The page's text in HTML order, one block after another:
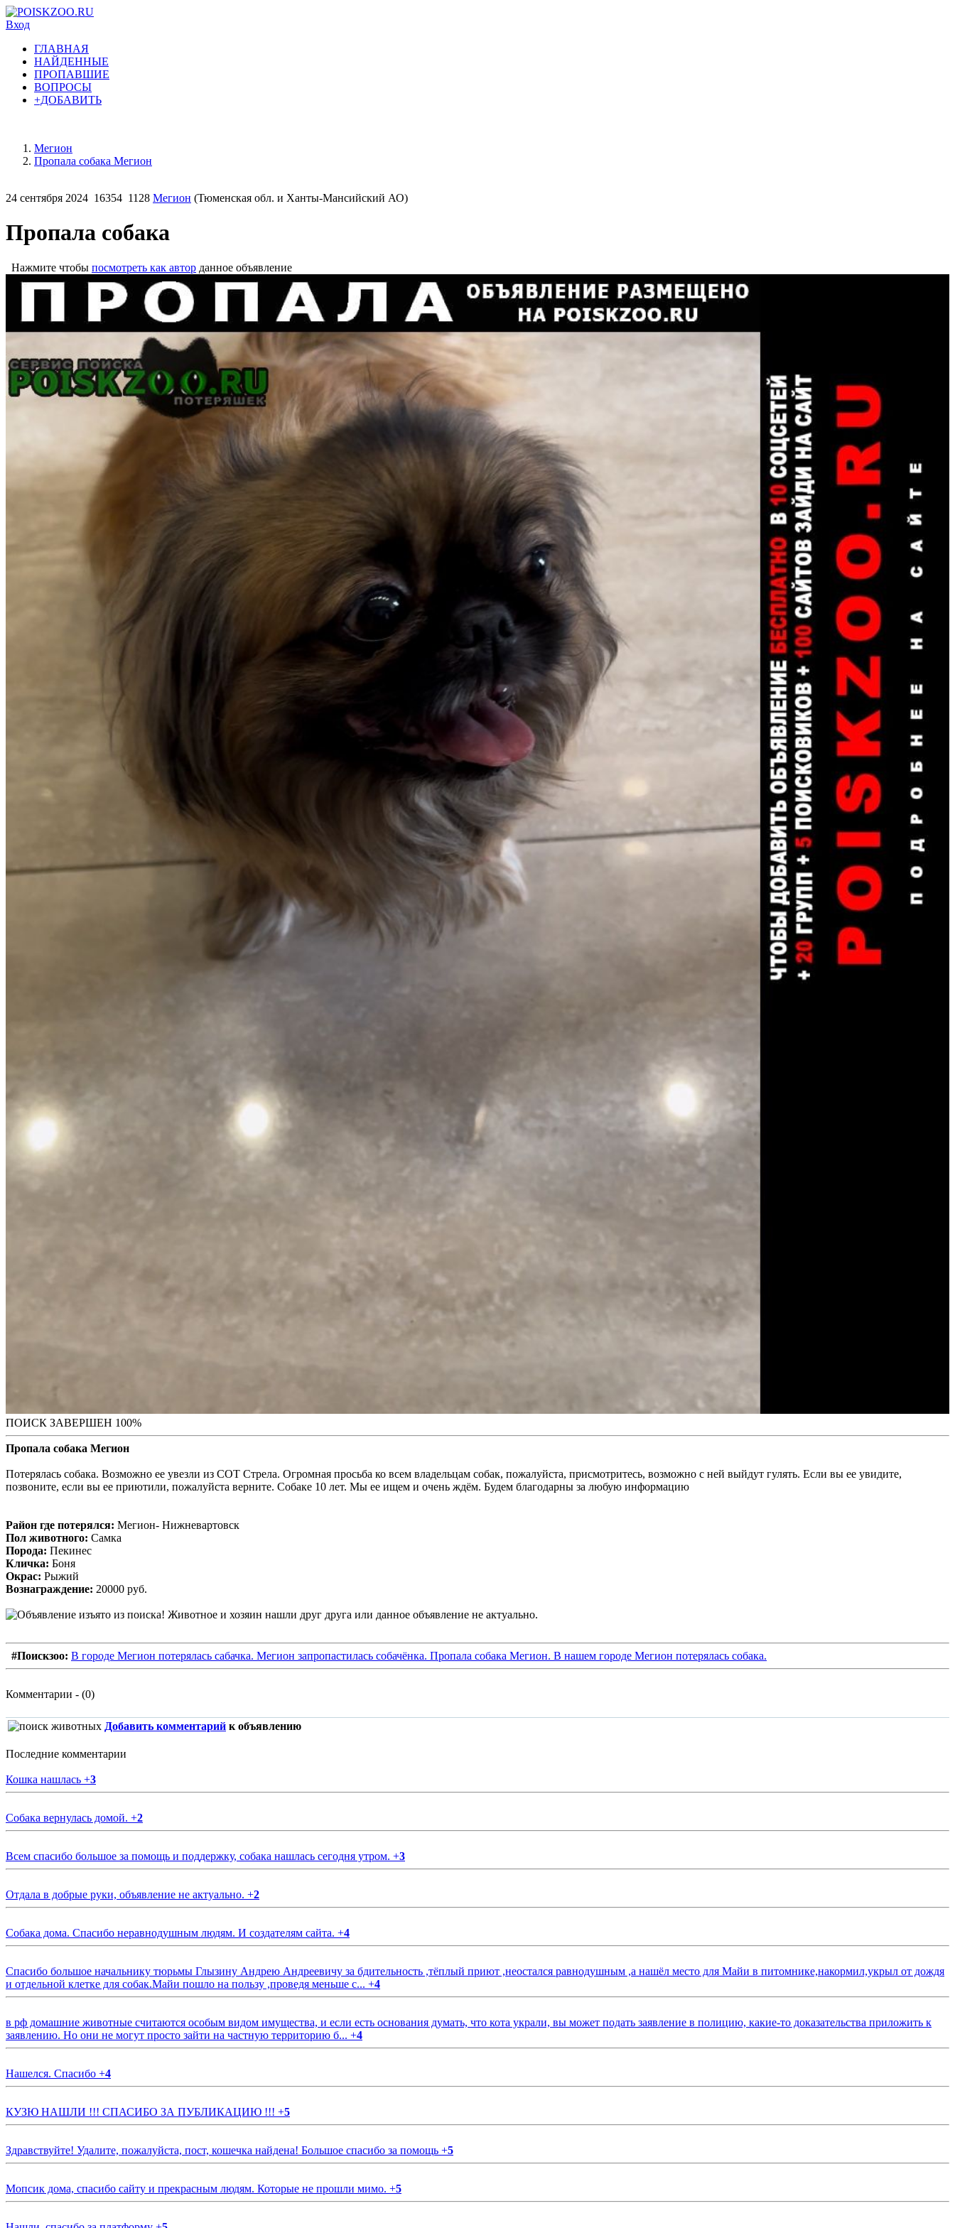
Вход
ГЛАВНАЯ
НАЙДЕННЫЕ
ПРОПАВШИЕ
ВОПРОСЫ
+ДОБАВИТЬ
Мегион
Пропала собака Мегион
24 сентября 2024 16354 1128 Мегион (Тюменская обл. и Ханты-Мансийский АО)
Пропала собака
Нажмите чтобы посмотреть как автор данное объявление
ПОИСК ЗАВЕРШЕН 100%
Пропала собака Мегион
Потерялась собака. Возможно ее увезли из СОТ Стрела. Огромная просьба ко всем владельцам собак, пожалуйста, присмотритесь, возможно с ней выйдут гулять. Если вы ее увидите,
позвоните, если вы ее приютили, пожалуйста верните. Собаке 10 лет. Мы ее ищем и очень ждём. Будем благодарны за любую информацию
Район где потерялся: Мегион- Нижневартовск
Пол животного: Самка
Порода: Пекинес
Кличка: Боня
Окрас: Рыжий
Вознаграждение: 20000 руб.
#Поискзоо: В городе Мегион потерялась сабачка. Мегион запропастилась собачёнка. Пропала собака Мегион. В нашем городе Мегион потерялась собака.
Комментарии - (0)
Добавить комментарий к объявлению
Последние комментарии
Кошка нашлась +3
Собака вернулась домой. +2
Всем спасибо большое за помощь и поддержку, собака нашлась сегодня утром. +3
Отдала в добрые руки, объявление не актуально. +2
Собака дома. Спасибо неравнодушным людям. И создателям сайта. +4
Спасибо большое начальнику тюрьмы Глызину Андрею Андреевичу за бдительность ,тёплый приют ,неостался равнодушным ,а нашёл место для Майи в питомнике,накормил,укрыл от дождя
и отдельной клетке для собак.Майи пошло на пользу ,проведя меньше с... +4
в рф домашние животные считаются особым видом имущества, и если есть основания думать, что кота украли, вы может подать заявление в полицию, какие-то доказательства приложить к
заявлению. Но они не могут просто зайти на частную территорию б... +4
Нашелся. Спасибо +4
КУЗЮ НАШЛИ !!! СПАСИБО ЗА ПУБЛИКАЦИЮ !!! +5
Здравствуйте! Удалите, пожалуйста, пост, кошечка найдена! Большое спасибо за помощь +5
Мопсик дома, спасибо сайту и прекрасным людям. Которые не прошли мимо. +5